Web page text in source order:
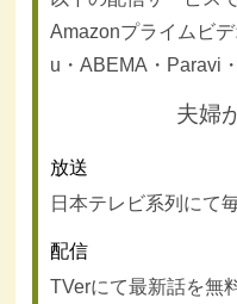
Amazonプライムビ
u・ABEMA・Paravi
夫婦
放送
日本テレビ系列にて
配信
TVerにて最新話を無